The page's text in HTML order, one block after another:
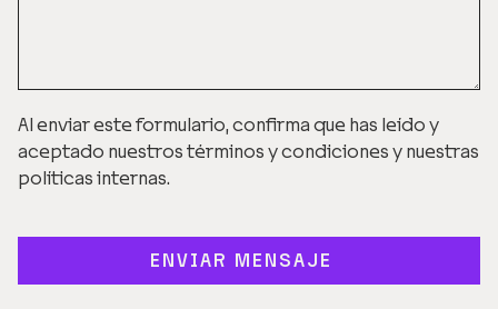
Al enviar este formulario, confirma que has leído y
aceptado nuestros términos y condiciones y nuestras
políticas internas.
ENVIAR MENSAJE